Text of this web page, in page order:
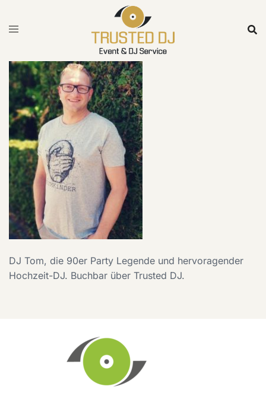
DJ Tom, die 90er Party Legende und hervoragender
Hochzeit-DJ. Buchbar über Trusted DJ.